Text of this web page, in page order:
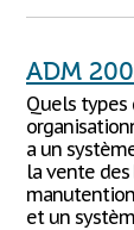
ADM
Quels types
a un
la vente
et un